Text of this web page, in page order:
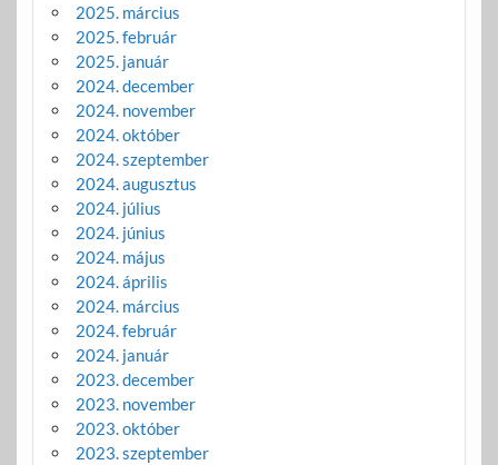
2025. március
2025. február
2025. január
2024. december
2024. november
2024. október
2024. szeptember
2024. augusztus
2024. július
2024. június
2024. május
2024. április
2024. március
2024. február
2024. január
2023. december
2023. november
2023. október
2023. szeptember